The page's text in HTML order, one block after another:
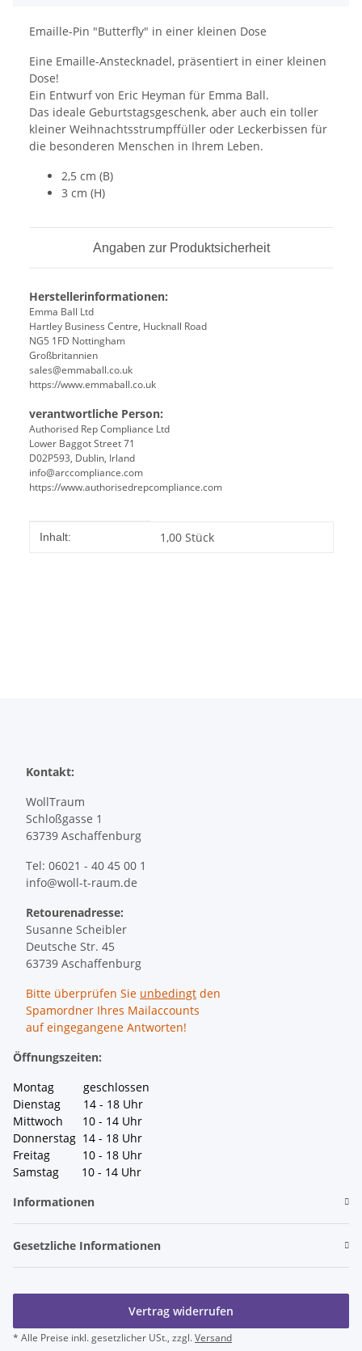
Emaille-Pin "Butterfly" in einer kleinen Dose
Eine Emaille-Anstecknadel, präsentiert in einer kleinen
Dose!
Ein Entwurf von Eric Heyman für Emma Ball.
Das ideale Geburtstagsgeschenk, aber auch ein toller
kleiner Weihnachtsstrumpffüller oder Leckerbissen für
die besonderen Menschen in Ihrem Leben.
2,5 cm (B)
3 cm (H)
Angaben zur Produktsicherheit
Herstellerinformationen:
Emma Ball Ltd
Hartley Business Centre, Hucknall Road
NG5 1FD Nottingham
Großbritannien
sales@emmaball.co.uk
https://www.emmaball.co.uk
verantwortliche Person:
Authorised Rep Compliance Ltd
Lower Baggot Street 71
D02P593, Dublin, Irland
info@arccompliance.com
https://www.authorisedrepcompliance.com
Produkteigenschaft
Wert
Inhalt: 1,00 Stück
Kontakt:
WollTraum
Schloßgasse 1
63739 Aschaffenburg
Tel: 06021 - 40 45 00 1
info@woll-t-raum.de
Retourenadresse:
Susanne Scheibler
Deutsche Str. 45
63739 Aschaffenburg
Bitte überprüfen Sie unbedingt den
Spamordner Ihres Mailaccounts
auf eingegangene Antworten!
Öffnungszeiten:
Montag geschlossen
Dienstag 14 - 18 Uhr
Mittwoch 10 - 14 Uhr
Donnerstag 14 - 18 Uhr
Freitag 10 - 18 Uhr
Samstag 10 - 14 Uhr
Informationen
Gesetzliche Informationen
Vertrag widerrufen
* Alle Preise inkl. gesetzlicher USt., zzgl.Versand